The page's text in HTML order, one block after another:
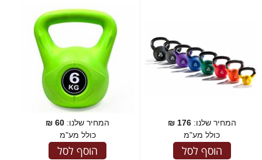
המחיר שלנו:176
₪
כולל מע"מ
הוסף לסל
המחיר שלנו: 60
₪
כולל מע"מ
הוסף לסל